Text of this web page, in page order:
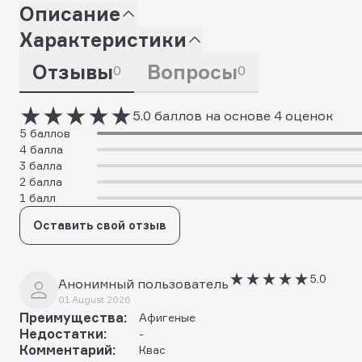
Описание
Характеристики
Отзывы0 Вопросы0
5.0 баллов на основе 4 оценок
5 баллов
4 балла
3 балла
2 балла
1 балл
Оставить свой отзыв
Анонимный пользователь
01 August 2026
5.0
Преимущества: Афигеные
Недостатки: -
Комментарий: Квас